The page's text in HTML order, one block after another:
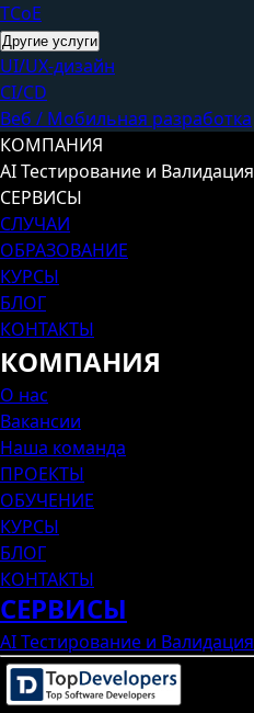
TCoE
Другие услуги
UI/UX-дизайн
CI/CD
Веб / Мобильная разработка
КОМПАНИЯ
AI Тестирование и Валидация
СЕРВИСЫ
СЛУЧАИ
ОБРАЗОВАНИЕ
КУРСЫ
БЛОГ
КОНТАКТЫ
КОМПАНИЯ
О нас
Вакансии
Наша команда
ПРОЕКТЫ
ОБУЧЕНИЕ
КУРСЫ
БЛОГ
КОНТАКТЫ
СЕРВИСЫ
AI Тестирование и Валидация